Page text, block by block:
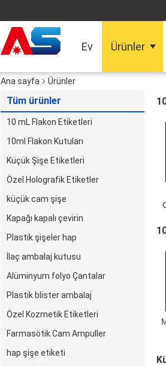
Ev Ürünler
Ana sayfa Ürünler
Tüm ürünler
10 mL Flakon Etiketleri
10ml Flakon Kutuları
Küçük Şişe Etiketleri
Özel Holografik Etiketler
küçük cam şişe
Kapağı kapalı çevirin
Plastik şişeler hap
İlaç ambalaj kutusu
Alüminyum folyo Çantalar
Plastik blister ambalaj
Özel Kozmetik Etiketleri
Farmasötik Cam Ampuller
hap şişe etiketi